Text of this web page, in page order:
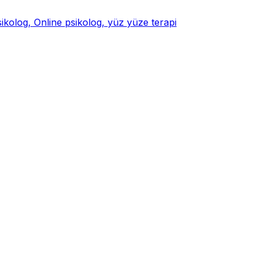
Online psikolog, yüz yüze terapi